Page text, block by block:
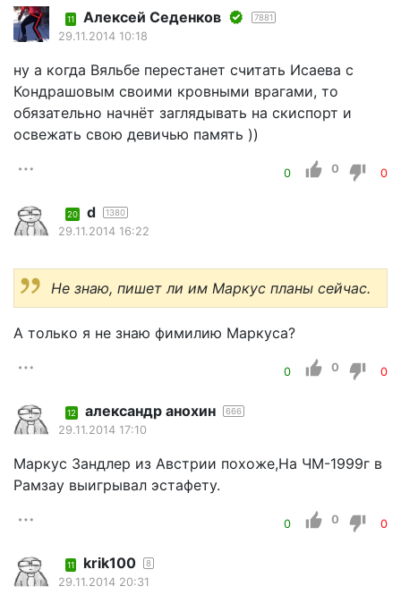
11 Алексей Седенков 7881
29.11.2014 10:18
ну а когда Вяльбе перестанет считать Исаева с
Кондрашовым своими кровными врагами, то
обязательно начнёт заглядывать на скиспорт и
освежать свою девичью память ))
0 0 0
20 d 1380
29.11.2014 16:22
Не знаю, пишет ли им Маркус планы сейчас.
А только я не знаю фимилию Маркуса?
0 0 0
12 александр анохин 666
29.11.2014 17:10
Маркус Зандлер из Австрии похоже,На ЧМ-1999г в
Рамзау выигрывал эстафету.
0 0 0
11 krik100 8
29.11.2014 20:31